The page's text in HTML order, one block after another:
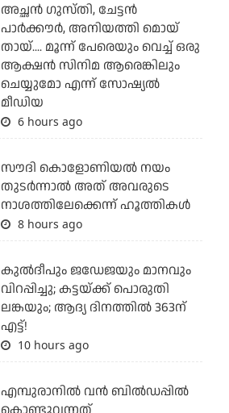
അച്ഛന്‍ ഗുസ്തി, ചേട്ടന്‍
പാര്‍ക്കൗര്‍, അനിയത്തി മൊയ്
തായ്.... മൂന്ന് പേരെയും വെച്ച് ഒരു
ആക്ഷന്‍ സിനിമ ആരെങ്കിലും
ചെയ്യുമോ എന്ന് സോഷ്യല്‍
മീഡിയ
6 hours ago
സൗദി കൊളോണിയല്‍ നയം
തുടര്‍ന്നാല്‍ അത് അവരുടെ
നാശത്തിലേക്കെന്ന് ഹൂത്തികള്‍
8 hours ago
കുല്‍ദീപും ജഡേജയും മാനവും
വിറപ്പിച്ചു; കട്ടയ്ക്ക് പൊരുതി
ലങ്കയും; ആദ്യ ദിനത്തില്‍ 363ന്
എട്ട്!
10 hours ago
എമ്പുരാനില്‍ വന്‍ ബില്‍ഡപ്പില്‍